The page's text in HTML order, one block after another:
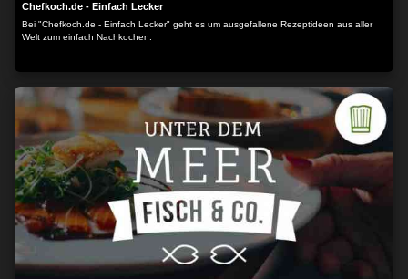
Chefkoch.de - Einfach Lecker
Bei "Chefkoch.de - Einfach Lecker" geht es um ausgefallene Rezeptideen aus aller
Welt zum einfach Nachkochen.